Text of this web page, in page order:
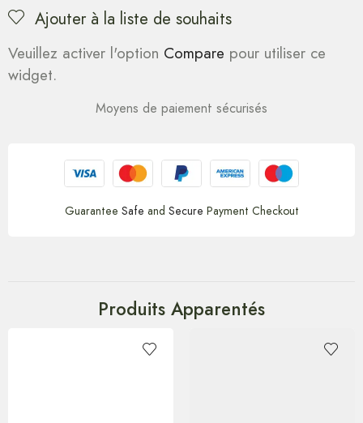
Ajouter à la liste de souhaits
Veuillez activer l'option Compare pour utiliser ce
widget.
Moyens de paiement sécurisés
Guarantee Safe and Secure Payment Checkout
Produits Apparentés